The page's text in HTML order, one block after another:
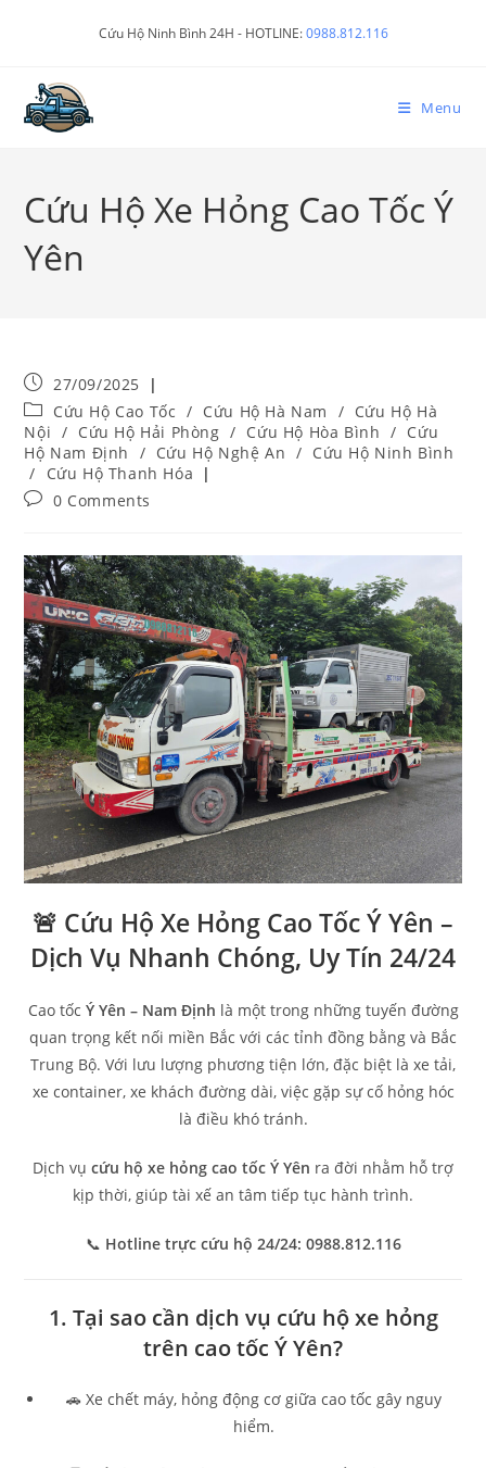
Cứu Hộ Ninh Bình 24H - HOTLINE:0988.812.116
Menu
Cứu Hộ Xe Hỏng Cao Tốc Ý
Yên
27/09/2025
Cứu Hộ Cao Tốc / Cứu Hộ Hà Nam / Cứu Hộ Hà
Nội / Cứu Hộ Hải Phòng / Cứu Hộ Hòa Bình / Cứu
Hộ Nam Định
/ Cứu Hộ Nghệ An / Cứu Hộ Ninh Bình
/
Cứu Hộ Thanh Hóa
0 Comments
🚨 Cứu Hộ Xe Hỏng Cao Tốc Ý Yên –
Dịch Vụ Nhanh Chóng, Uy Tín 24/24
Cao tốc Ý Yên – Nam Định là một trong những tuyến đường
quan trọng kết nối miền Bắc với các tỉnh đồng bằng và Bắc
Trung Bộ. Với lưu lượng phương tiện lớn, đặc biệt là xe tải,
xe container, xe khách đường dài, việc gặp sự cố hỏng hóc
là điều khó tránh.
Dịch vụ cứu hộ xe hỏng cao tốc Ý Yên ra đời nhằm hỗ trợ
kịp thời, giúp tài xế an tâm tiếp tục hành trình.
📞 Hotline trực cứu hộ 24/24: 0988.812.116
1. Tại sao cần dịch vụ cứu hộ xe hỏng
trên cao tốc Ý Yên?
🚗 Xe chết máy, hỏng động cơ giữa cao tốc gây nguy
hiểm.